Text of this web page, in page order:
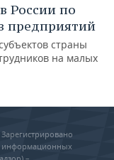
России по
предприятий
страны
на малых
информационных